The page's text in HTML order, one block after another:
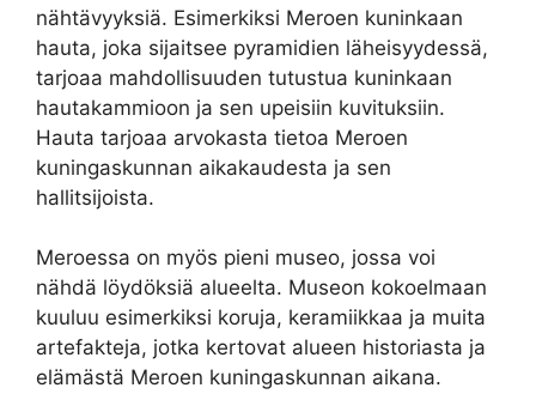
nähtävyyksiä. Esimerkiksi Meroen kuninkaan
hauta, joka sijaitsee pyramidien läheisyydessä,
tarjoaa mahdollisuuden tutustua kuninkaan
hautakammioon ja sen upeisiin kuvituksiin.
Hauta tarjoaa arvokasta tietoa Meroen
kuningaskunnan aikakaudesta ja sen
hallitsijoista.
Meroessa on myös pieni museo, jossa voi
nähdä löydöksiä alueelta. Museon kokoelmaan
kuuluu esimerkiksi koruja, keramiikkaa ja muita
artefakteja, jotka kertovat alueen historiasta ja
elämästä Meroen kuningaskunnan aikana.